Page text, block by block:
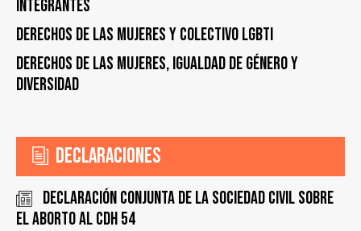
Integrantes
Derechos de las Mujeres y Colectivo LGBTI
Derechos de las Mujeres, Igualdad de Género y
Diversidad
Declaraciones
Declaración conjunta de la sociedad civil sobre
el aborto al CDH 54